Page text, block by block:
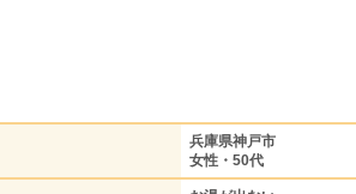
兵庫県神戸市
女性・50代